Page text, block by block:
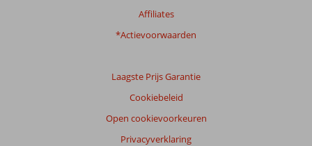
Affiliates
*Actievoorwaarden
Laagste Prijs Garantie
Cookiebeleid
Open cookievoorkeuren
Privacyverklaring